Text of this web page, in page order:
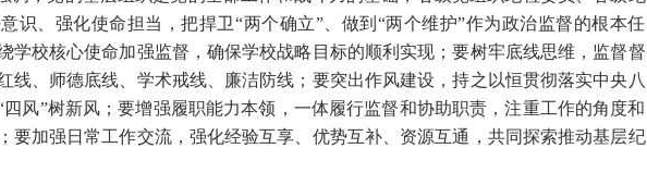
识、强化使命担当，把捍卫“两个确立”、做到“两个维护”作为政治监督的根本任
学校核心使命加强监督，确保学校战略目标的顺利实现；要树牢底线思维，监督督
线、师德底线、学术戒线、廉洁防线；要突出作风建设，持之以恒贯彻落实中央八
风”树新风；要增强履职能力本领，一体履行监督和协助职责，注重工作的角度和
要加强日常工作交流，强化经验互享、优势互补、资源互通，共同探索推动基层纪